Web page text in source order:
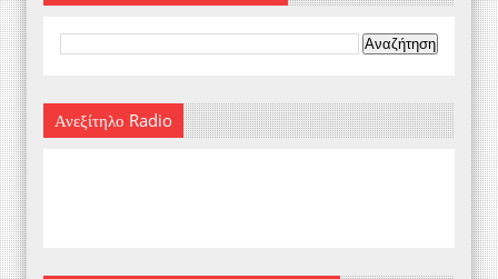
Ανεξίτηλο Radio